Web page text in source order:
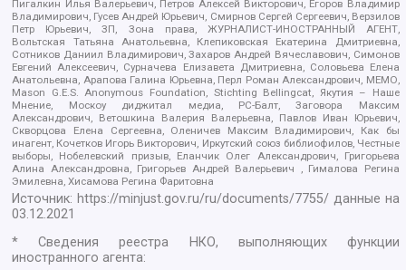
Пигалкин Илья Валерьевич, Петров Алексей Викторович, Егоров Владимир
Владимирович, Гусев Андрей Юрьевич, Смирнов Сергей Сергеевич, Верзилов
Петр Юрьевич, ЗП, Зона права, ЖУРНАЛИСТ-ИНОСТРАННЫЙ АГЕНТ,
Вольтская Татьяна Анатольевна, Клепиковская Екатерина Дмитриевна,
Сотников Даниил Владимирович, Захаров Андрей Вячеславович, Симонов
Евгений Алексеевич, Сурначева Елизавета Дмитриевна, Соловьева Елена
Анатольевна, Арапова Галина Юрьевна, Перл Роман Александрович, МЕМО,
Mason G.E.S. Anonymous Foundation, Stichting Bellingcat, Якутия – Наше
Мнение, Москоу диджитал медиа, РС-Балт, Заговора Максим
Александрович, Ветошкина Валерия Валерьевна, Павлов Иван Юрьевич,
Скворцова Елена Сергеевна, Оленичев Максим Владимирович, Как бы
инагент, Кочетков Игорь Викторович, Иркутский союз библиофилов, Честные
выборы, Нобелевский призыв, Еланчик Олег Александрович, Григорьева
Алина Александровна, Григорьев Андрей Валерьевич , Гималова Регина
Эмилевна, Хисамова Регина Фаритовна
Источник: https://minjust.gov.ru/ru/documents/7755/ данные на
03.12.2021
* Сведения реестра НКО, выполняющих функции
иностранного агента: